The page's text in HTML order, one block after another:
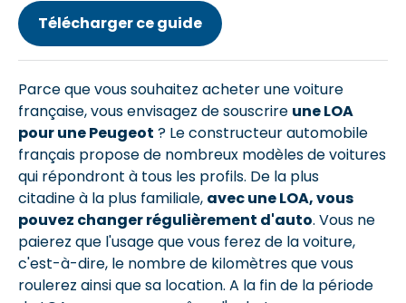
Télécharger ce guide
Parce que vous souhaitez acheter une voiture
française, vous envisagez de souscrire une LOA
pour une Peugeot ? Le constructeur automobile
français propose de nombreux modèles de voitures
qui répondront à tous les profils. De la plus
citadine à la plus familiale, avec une LOA, vous
pouvez changer régulièrement d'auto. Vous ne
paierez que l'usage que vous ferez de la voiture,
c'est-à-dire, le nombre de kilomètres que vous
roulerez ainsi que sa location. A la fin de la période